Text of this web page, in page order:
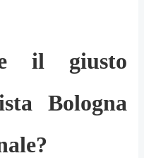
il giusto
Bologna